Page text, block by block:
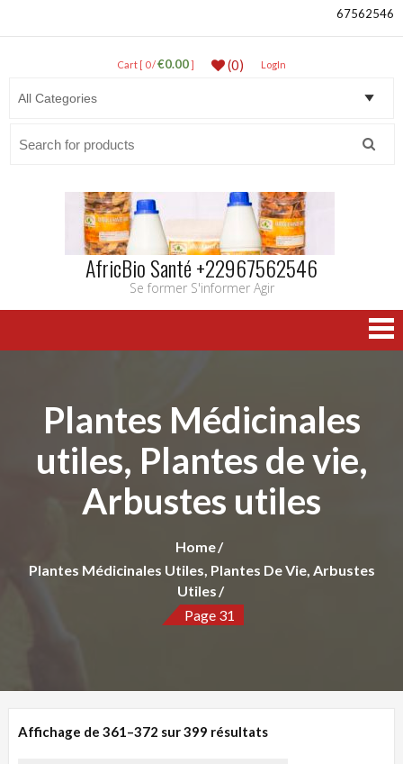
67562546
Cart [ 0 /€0.00] (0) LogIn
AfricBio Santé +22967562546
Se former S'informer Agir
Plantes Médicinales
utiles, Plantes de vie,
Arbustes utiles
Home
Plantes Médicinales Utiles, Plantes De Vie, Arbustes
Utiles
Page 31
Affichage de 361–372 sur 399 résultats